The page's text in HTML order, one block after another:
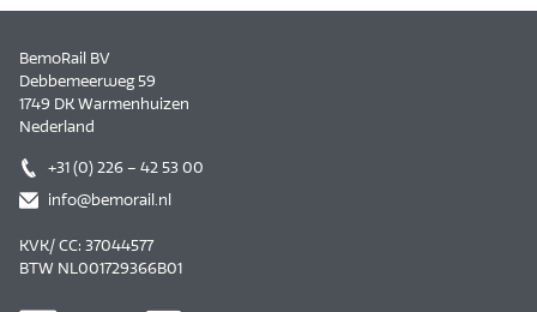
BemoRail BV
Debbemeerweg 59
1749 DK Warmenhuizen
Nederland
+31 (0) 226 – 42 53 00
info@bemorail.nl
KVK/ CC: 37044577
BTW NL001729366B01